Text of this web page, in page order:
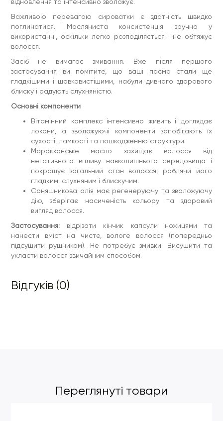
Важливою перевагою сироватки є здатність швидко
поглинатися. Масляниста консистенція зручна у
використанні, оскільки легко розподіляється і не обтяжує
волосся.
Засіб не вимагає змивання. Вже після першого
застосування ви помітите, що ваші пасма стали ще
гладкішими і шовковистішими, набули дивного здорового
блиску і радують слухняністю.
Основні компоненти
Вітамінний комплекс інтенсивно живить і доглядає
локони, а зволожуючі компоненти запобігають їх
сухості, ламкості та пошкодженню структури.
Марокканське масло захищає волосся від
негативного впливу навколишнього середовища і
покращує загальний стан волосся, роблячи його
гладким, слухняним і блискучим.
Соняшникова олія має регенеруючу та зволожуючу
дію, зберігає насиченість кольору та здоровий
вигляд волосся.
Застосування: відрізати кінчик капсули ножицями та
нанести вміст на чисте, вологе волосся (попередньо
підсушити рушником). Не потребує змивки. Висушити та
укласти волосся звичайним способом.
Відгуків (0)
Переглянуті товари